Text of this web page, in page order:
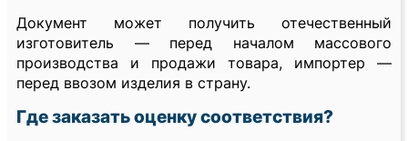
Документ может получить отечественный
изготовитель — перед началом массового
производства и продажи товара, импортер —
перед ввозом изделия в страну.
Где заказать оценку соответствия?